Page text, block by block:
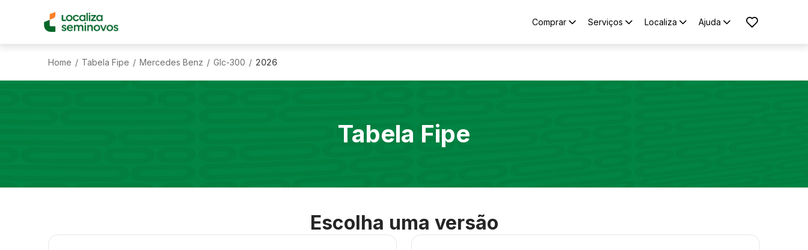
Comprar Serviços Localiza Ajuda
Home / Tabela Fipe / Mercedes Benz / Glc-300 / 2026
Tabela Fipe
Escolha uma versão